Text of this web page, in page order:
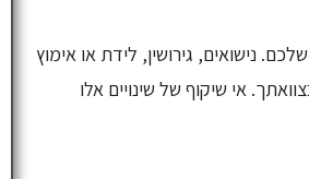
נישואים, גירושין, לידת או אימוץ
אי שיקוף של שינויים אלו